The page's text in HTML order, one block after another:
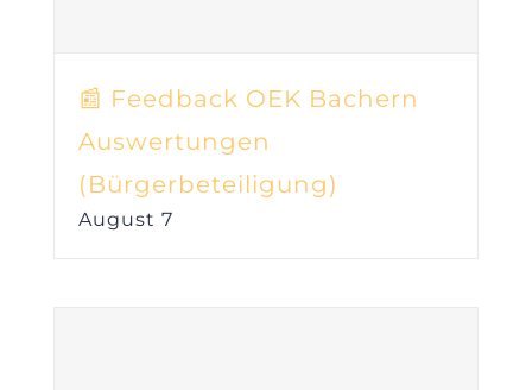
📰 Feedback OEK Bachern
Auswertungen
(Bürgerbeteiligung)
August 7